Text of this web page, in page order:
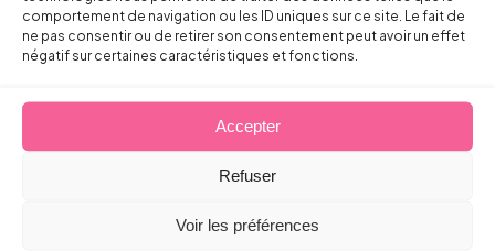
comportement de navigation ou les ID uniques sur ce site. Le fait de
ne pas consentir ou de retirer son consentement peut avoir un effet
négatif sur certaines caractéristiques et fonctions.
Accepter
Refuser
Voir les préférences